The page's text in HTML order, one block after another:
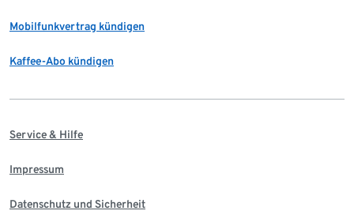
Mobilfunkvertrag kündigen
Kaffee-Abo kündigen
Service & Hilfe
Impressum
Datenschutz und Sicherheit